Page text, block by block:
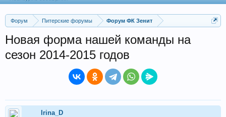
Форум Питерские форумы Форум ФК Зенит
Новая форма нашей команды на
сезон 2014-2015 годов
Irina_D